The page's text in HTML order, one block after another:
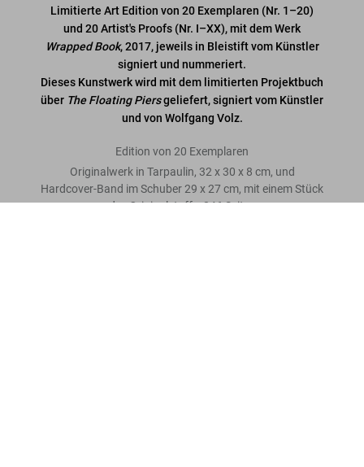
Limitierte Art Edition von 20 Exemplaren (Nr. 1–20)
und 20 Artist's Proofs (Nr. I–XX), mit dem Werk
Wrapped Book, 2017, jeweils in Bleistift vom Künstler
signiert und nummeriert.
Dieses Kunstwerk wird mit dem limitierten Projektbuch
über The Floating Piersgeliefert, signiert vom Künstler
und von Wolfgang Volz.
Edition von 20 Exemplaren
Originalwerk in Tarpaulin, 32 x 30 x 8 cm, und
Hardcover-Band im Schuber 29 x 27 cm, mit einem Stück
des Originalstoffs, 846 Seiten